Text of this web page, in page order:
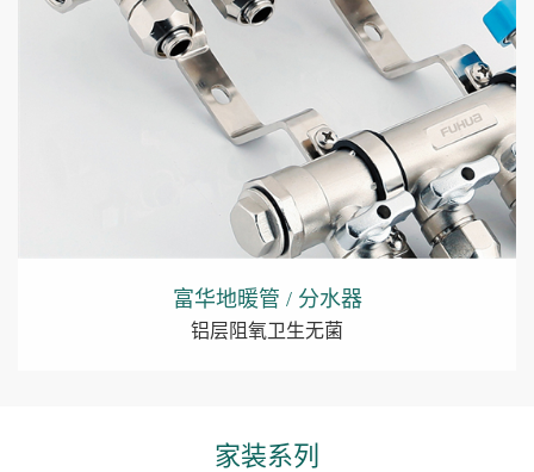
富华地暖管 / 分水器
铝层阻氧卫生无菌
家装系列